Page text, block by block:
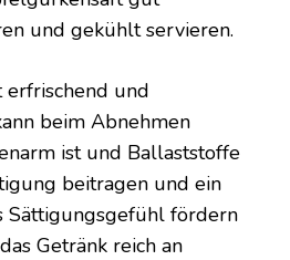
und gekühlt servieren.
und
beim Abnehmen
ist und Ballaststoffe
beitragen und ein
Sättigungsgefühl fördern
Getränk reich an